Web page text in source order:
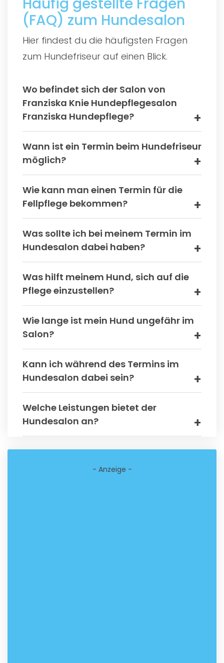
(FAQ) zum Hundesalon
Hier findest du die häufigsten Fragen
zum Hundefriseur auf einen Blick.
Wo befindet sich der Salon von
Franziska Knie Hundepflegesalon
Franziska Hundepflege?
Wann ist ein Termin beim Hundefriseur
möglich?
Wie kann man einen Termin für die
Fellpflege bekommen?
Was sollte ich bei meinem Termin im
Hundesalon dabei haben?
Was hilft meinem Hund, sich auf die
Pflege einzustellen?
Wie lange ist mein Hund ungefähr im
Salon?
Kann ich während des Termins im
Hundesalon dabei sein?
Welche Leistungen bietet der
Hundesalon an?
- Anzeige -